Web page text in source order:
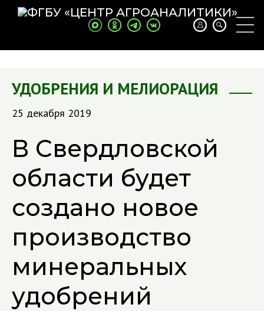
УДОБРЕНИЯ И МЕЛИОРАЦИЯ
25 декабря 2019
В Свердловской
области будет
создано новое
производство
минеральных
удобрений